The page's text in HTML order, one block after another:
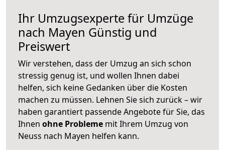
Ihr Umzugsexperte für Umzüge
nach Mayen Günstig und
Preiswert
Wir verstehen, dass der Umzug an sich schon
stressig genug ist, und wollen Ihnen dabei
helfen, sich keine Gedanken über die Kosten
machen zu müssen. Lehnen Sie sich zurück – wir
haben garantiert passende Angebote für Sie, das
Ihnen ohne Probleme mit Ihrem Umzug von
Neuss nach Mayen helfen kann.